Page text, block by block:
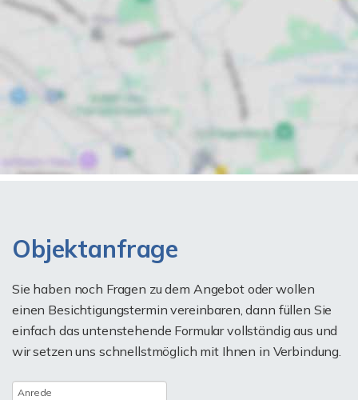
Objektanfrage
Sie haben noch Fragen zu dem Angebot oder wollen
einen Besichtigungstermin vereinbaren, dann füllen Sie
einfach das untenstehende Formular vollständig aus und
wir setzen uns schnellstmöglich mit Ihnen in Verbindung.